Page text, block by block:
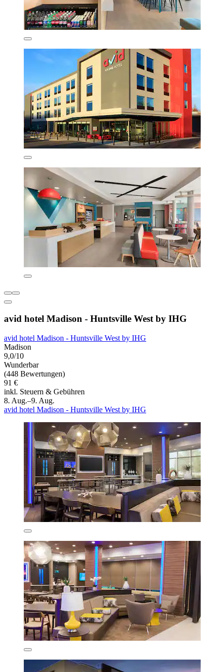
avid hotel Madison - Huntsville West by IHG
avid hotel Madison - Huntsville West by IHG
Madison
9,0/10
Wunderbar
(448 Bewertungen)
91 €
inkl. Steuern & Gebühren
8. Aug.–9. Aug.
avid hotel Madison - Huntsville West by IHG